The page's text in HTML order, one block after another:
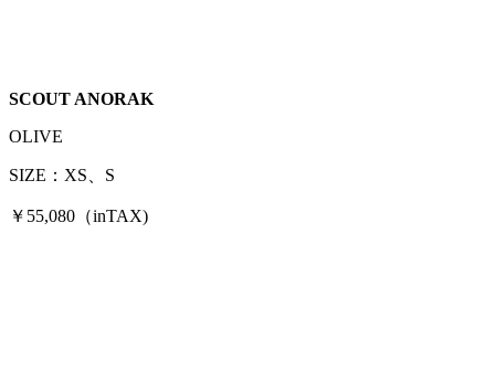
SCOUT ANORAK
OLIVE
SIZE：XS、S
￥55,080（inTAX)